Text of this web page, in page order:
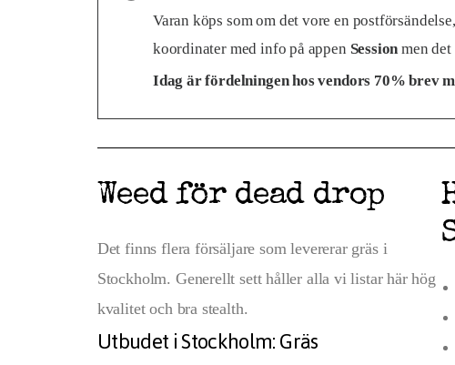
Varan köps som om det vore en
koordinater med info på appen Sessionmen det
Idag är fördelningen hos vendors 70% brev
Weed för dead drop
Det finns flera försäljare som levererar gräs i
Stockholm. Generellt sett håller alla vi listar här hög
kvalitet och bra stealth.
Utbudet i Stockholm: Gräs